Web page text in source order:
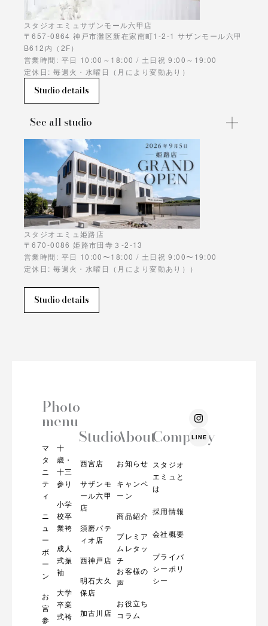
スタジオエミュサザンモール六甲店
〒657-0864 神戸市灘区新在家南町1-2-1 サザンモール六甲
B612内（2F）
営業時間: 平日 10:00～18:00 / 土日祝 9:00～19:00
定休日: 毎週火・水曜日（月により変動あり）
Studio details
See all studio
スタジオエミュ姫路店
〒670-0086 姫路市田寺３-2-13
営業時間: 平日 10:00〜18:00 / 土日祝 9:00〜19:00
定休日: 毎週火・水曜日（月により変動あり））
Studio details
Photo
menu
マ
タ
ニ
テ
ィ
ニ
ュ
ー
ボ
ー
ン
お
宮
参
十
歳・
十三
参り
小学
校卒
業袴
成人
式振
袖
大学
卒業
式袴
Studio
西宮店
サザンモ
ール六甲
店
須磨パテ
ィオ店
西神戸店
明石大久
保店
加古川店
About
お知らせ
キャンペ
ーン
商品紹介
プレミア
ムレタッ
チ
お客様の
声
お役立ち
コラム
Company
スタジオ
エミュと
は
採用情報
会社概要
プライバ
シーポリ
シー
I
n
s
t
LINE